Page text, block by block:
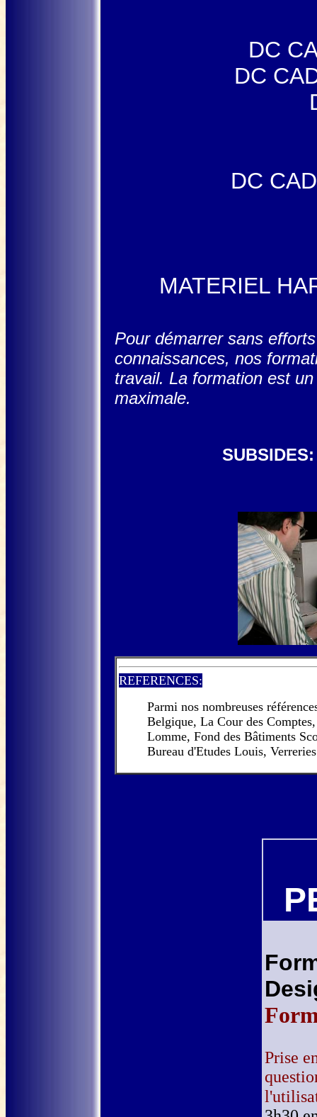
DC
DC
DC
MATERIEL
Pour démarrer sans
connaissances, nos
travail. La formation est
maximale.
REFERENCES:
Parmi nos nombreuses
Belgique, La Cour des
Lomme, Fond des Bâtiments
Bureau d'Etudes Louis,
Prise